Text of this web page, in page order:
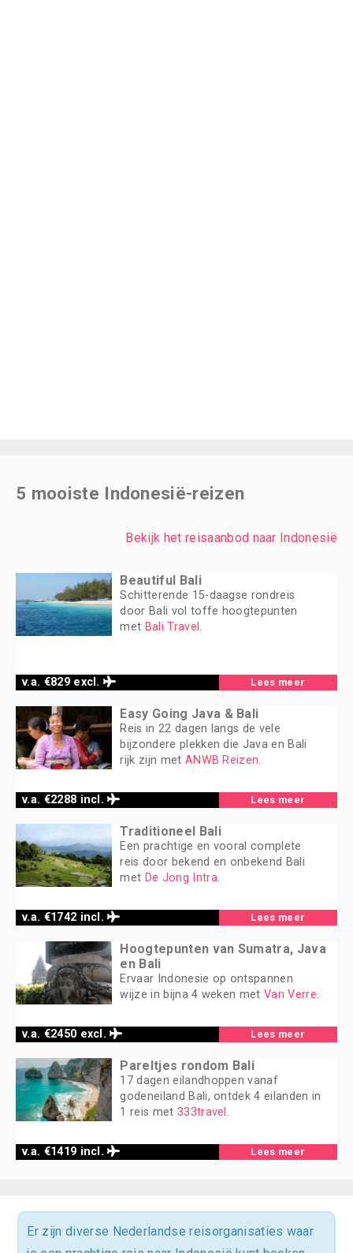
5 mooiste Indonesië-reizen
Bekijk het reisaanbod naar Indonesië
v.a. €829 excl.
Beautiful Bali
Schitterende 15-daagse rondreis
door Bali vol toffe hoogtepunten
met Bali Travel.
Lees meer
v.a. €2288 incl.
Easy Going Java & Bali
Reis in 22 dagen langs de vele
bijzondere plekken die Java en Bali
rijk zijn met ANWB Reizen.
Lees meer
v.a. €1742 incl.
Traditioneel Bali
Een prachtige en vooral complete
reis door bekend en onbekend Bali
met De Jong Intra.
Lees meer
v.a. €2450 excl.
Hoogtepunten van Sumatra, Java
en Bali
Ervaar Indonesie op ontspannen
wijze in bijna 4 weken metVan Verre.
Lees meer
v.a. €1419 incl.
Pareltjes rondom Bali
17 dagen eilandhoppen vanaf
godeneiland Bali, ontdek 4 eilanden in
1 reis met 333travel.
Lees meer
Er zijn diverse Nederlandse reisorganisaties waar